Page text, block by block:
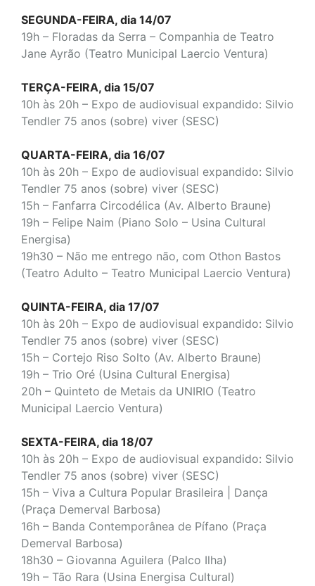
SEGUNDA-FEIRA, dia 14/07
19h – Floradas da Serra – Companhia de Teatro
Jane Ayrão (Teatro Municipal Laercio Ventura)
TERÇA-FEIRA, dia 15/07
10h às 20h – Expo de audiovisual expandido: Silvio
Tendler 75 anos (sobre) viver (SESC)
QUARTA-FEIRA, dia 16/07
10h às 20h – Expo de audiovisual expandido: Silvio
Tendler 75 anos (sobre) viver (SESC)
15h – Fanfarra Circodélica (Av. Alberto Braune)
19h – Felipe Naim (Piano Solo – Usina Cultural
Energisa)
19h30 – Não me entrego não, com Othon Bastos
(Teatro Adulto – Teatro Municipal Laercio Ventura)
QUINTA-FEIRA, dia 17/07
10h às 20h – Expo de audiovisual expandido: Silvio
Tendler 75 anos (sobre) viver (SESC)
15h – Cortejo Riso Solto (Av. Alberto Braune)
19h – Trio Oré (Usina Cultural Energisa)
20h – Quinteto de Metais da UNIRIO (Teatro
Municipal Laercio Ventura)
SEXTA-FEIRA, dia 18/07
10h às 20h – Expo de audiovisual expandido: Silvio
Tendler 75 anos (sobre) viver (SESC)
15h – Viva a Cultura Popular Brasileira
| Dança
(Praça Demerval Barbosa)
16h – Banda Contemporânea de Pífano (Praça
Demerval Barbosa)
18h30 – Giovanna Aguilera (Palco Ilha)
19h – Tão Rara (Usina Energisa Cultural)